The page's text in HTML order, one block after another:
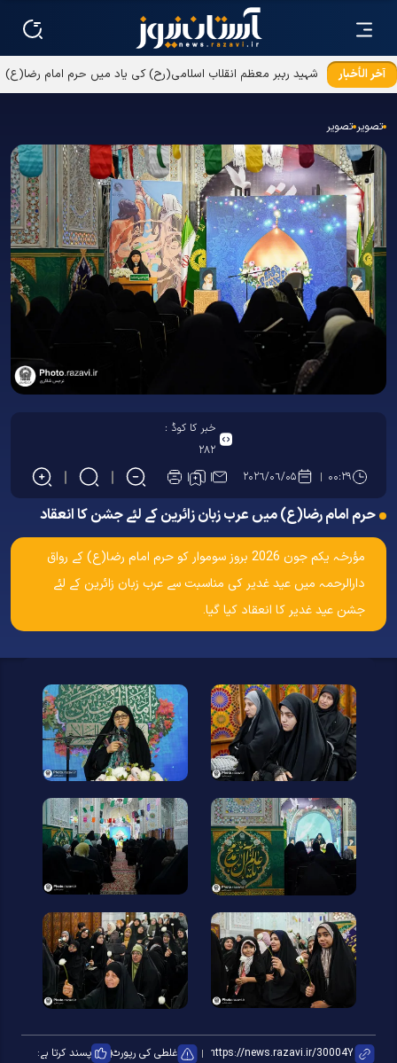
آخر الأخبار
شہید رہبر معظم انقلاب اسلامی(رح) کی یاد میں حرم امام رضا(ع)
میں تقریب کا انعقاد
تصویر تصویر
خبر کا کوڈ :
۲۸۲
۰۰:۲۹
۲۰۲۶/۰۶/۰۵
حرم امام رضا(ع) میں عرب زبان زائرین کے لئے جشن کا انعقاد
مؤرخہ یکم جون 2026 بروز سوموار کو حرم امام رضا(ع) کے رواق
دارالرحمہ میں عید غدیر کی مناسبت سے عرب زبان زائرین کے لئے
جشن عید غدیر کا انعقاد کیا گیا۔
غلطی کی رپورٹ
پسند کرتا ہے: